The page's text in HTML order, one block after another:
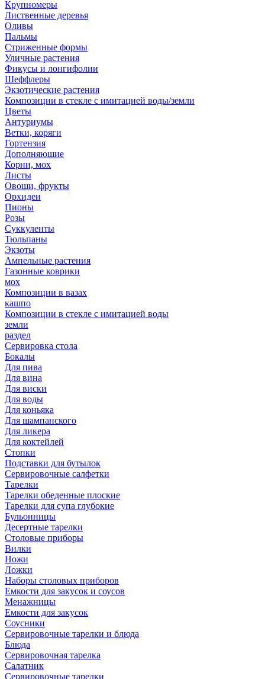
Крупномеры
Лиственные деревья
Оливы
Пальмы
Стриженные формы
Уличные растения
Фикусы и лонгифолии
Шеффлеры
Экзотические растения
Композиции в стекле с имитацией воды/земли
Цветы
Антуриумы
Ветки, коряги
Гортензия
Дополняющие
Корни, мох
Листы
Овощи, фрукты
Орхидеи
Пионы
Розы
Суккуленты
Тюльпаны
Экзоты
Ампельные растения
Газонные коврики
мох
Композиции в вазах
кашпо
Композиции в стекле с имитацией воды
земли
раздел
Сервировка стола
Бокалы
Для пива
Для вина
Для виски
Для воды
Для коньяка
Для шампанского
Для ликера
Для коктейлей
Стопки
Подставки для бутылок
Сервировочные салфетки
Тарелки
Тарелки обеденные плоские
Тарелки для супа глубокие
Бульонницы
Десертные тарелки
Столовые приборы
Вилки
Ножи
Ложки
Наборы столовых приборов
Емкости для закусок и соусов
Менажницы
Емкости для закусок
Соусники
Сервировочные тарелки и блюда
Блюда
Сервировочная тарелка
Салатник
Сервировочные тарелки